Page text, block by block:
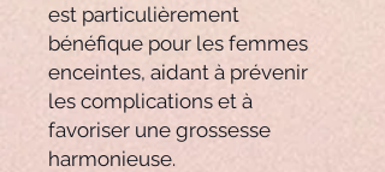
est particulièrement
bénéfique pour les femmes
enceintes, aidant à prévenir
les complications et à
favoriser une grossesse
harmonieuse.